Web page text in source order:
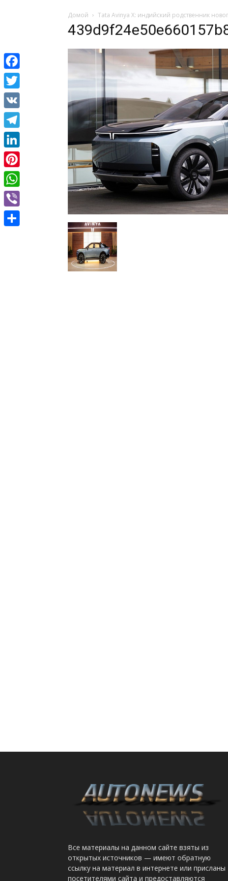
Домой Tata Avinya X: индийский родственник
Все материалы на данном сайте взяты из
открытых источников — имеют обратную
ссылку на материал в интернете или присланы
посетителями сайта и предоставляются
Facebook
Twitter
VK
Telegram
LinkedIn
Pinterest
WhatsApp
Viber